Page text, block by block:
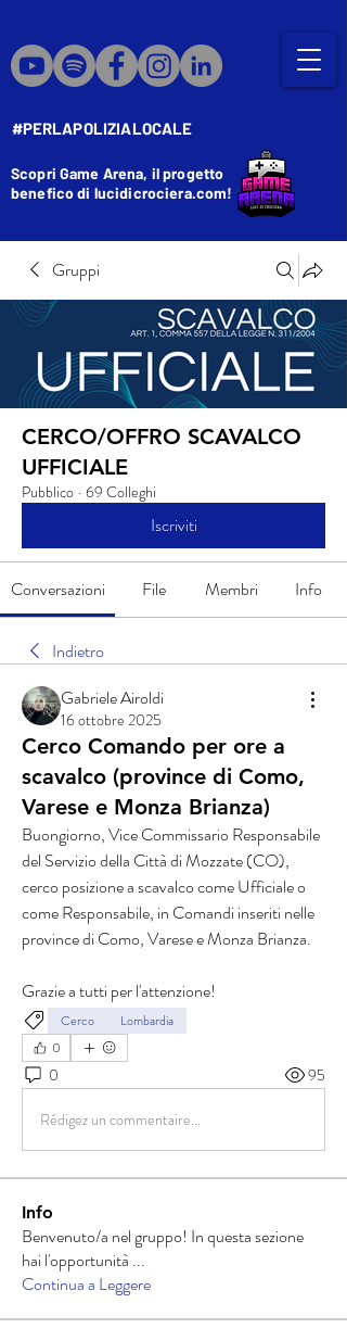
#PERLAPOLIZIALOCALE
Scopri Game Arena, il progetto
benefico di lucidicrociera.com!
Gruppi
CERCO/OFFRO SCAVALCO
UFFICIALE
Pubblico · 69 Colleghi
Iscriviti
Conversazioni File Membri Info
Indietro
Gabriele Airoldi
16 ottobre 2025
Cerco Comando per ore a
scavalco (province di Como,
Varese e Monza Brianza)
Buongiorno, Vice Commissario Responsabile
del Servizio della Città di Mozzate (CO),
cerco posizione a scavalco come Ufficiale o
come Responsabile, in Comandi inseriti nelle
province di Como, Varese e Monza Brianza.
Grazie a tutti per l'attenzione!
Cerco
Lombardia
0
0 95
Rédigez un commentaire...
Info
Benvenuto/a nel gruppo! In questa sezione
hai l'opportunità ...
Continua a Leggere